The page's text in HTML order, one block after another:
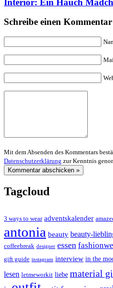
Interior: Ein Hauch
Schreibe einen Kommentar
Mit dem Absenden des Kommentars
Datenschutzerklärung zur Kenntnis
Tagcloud
3 ways to wear adventskalender
antonia beauty beauty-
coffeebreak designer essen
gift guide instagram interview in the
lesen letmeworkit liebe material